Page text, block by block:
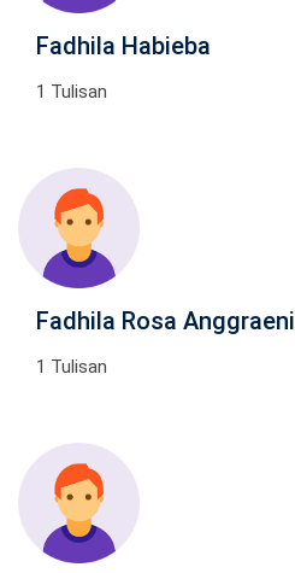
Fadhila Habieba
1 Tulisan
Fadhila Rosa Anggraeni
1 Tulisan